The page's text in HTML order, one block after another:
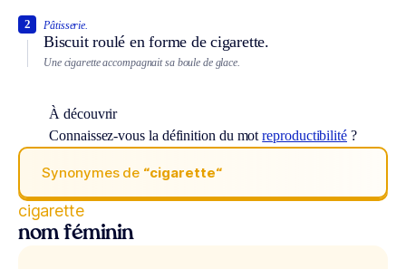
Pâtisserie.
Biscuit roulé en forme de cigarette.
2
Une cigarette accompagnait sa boule de glace.
À découvrir
Connaissez-vous la définition du motreproductibilité?
Synonymes de “cigarette“
cigarette
nom féminin